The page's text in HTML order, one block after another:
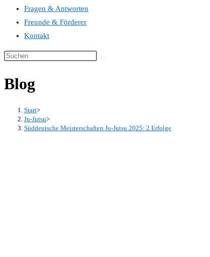
Fragen & Antworten
Freunde & Förderer
Kontakt
Blog
Start>
Ju-Jutsu>
Süddeutsche Meisterschaften Ju-Jutsu 2025: 2 Erfolge